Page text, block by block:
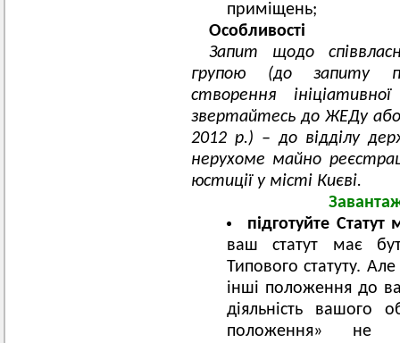
приміщень;
Особливості
Запит щодо
групою (до запиту
створення
звертайтесь до ЖЕДу або
2012 р.) – до відділу
нерухоме майно
юстиції у місті Києві.
підготуйте
ваш статут має
Типового статуту.
інші положення до
діяльність вашого
положення» не